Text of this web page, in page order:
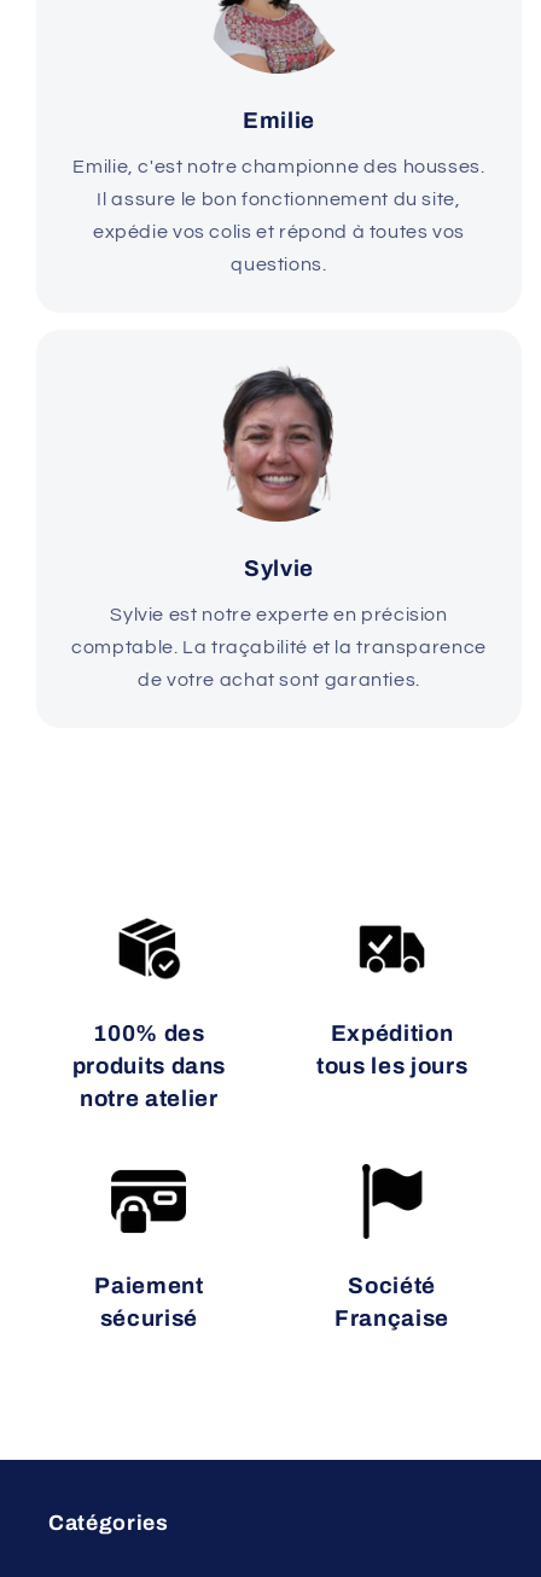
Emilie
Emilie, c'est notre championne des housses.
Il assure le bon fonctionnement du site,
expédie vos colis et répond à toutes vos
questions.
Sylvie
Sylvie est notre experte en précision
comptable. La traçabilité et la transparence
de votre achat sont garanties.
100% des
produits dans
notre atelier
Expédition
tous les jours
Paiement
sécurisé
Société
Française
Catégories